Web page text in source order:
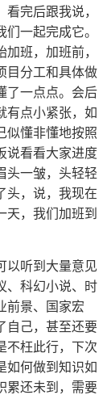
完后跟我说，
一起完成它。
班，加班前，
目分工和具体做
了一点点。会后
有点小紧张，如
似懂非懂地按照
说看看大家进度
头一皱，头轻轻
头，说，我现在
天，我们加班到
以听到大量意见
、科幻小说、时
前景、国家宏
自己，甚至还要
不枉此行，下次
如何做到知识如
累还未到，需要